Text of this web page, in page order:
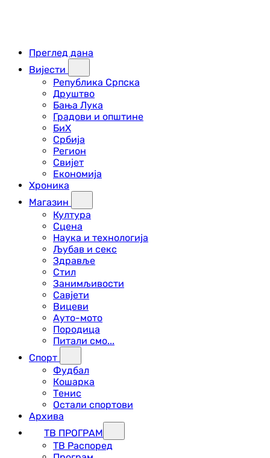
Преглед дана
Вијести
Република Српска
Друштво
Бања Лука
Градови и општине
БиХ
Србија
Регион
Свијет
Економија
Хроника
Магазин
Култура
Сцена
Наука и технологија
Љубав и секс
Здравље
Стил
Занимљивости
Савјети
Вицеви
Ауто-мото
Породица
Питали смо...
Спорт
Фудбал
Кошарка
Тенис
Остали спортови
Архива
ТВ ПРОГРАМ
ТВ Распоред